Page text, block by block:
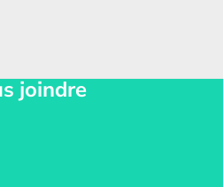
joindre